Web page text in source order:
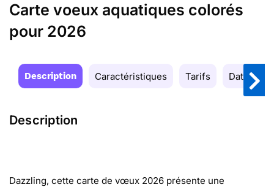
Carte voeux aquatiques colorés
pour 2026
Description Caractéristiques Tarifs Date de
Description
Dazzling, cette carte de vœux 2026 présente une